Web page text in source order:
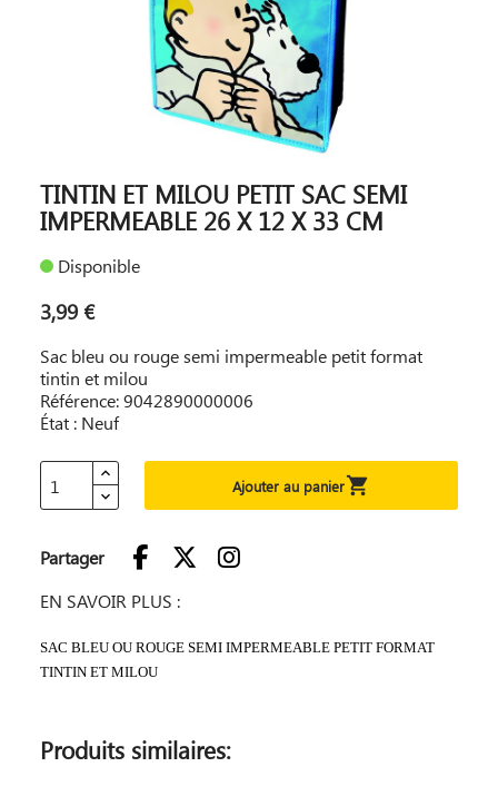
TINTIN ET MILOU PETIT SAC SEMI
IMPERMEABLE 26 X 12 X 33 CM
Disponible
3,99 €
Sac bleu ou rouge semi impermeable petit format
tintin et milou
Référence: 9042890000006
État : Neuf
Ajouter au panier
Partager
EN SAVOIR PLUS :
SAC BLEU OU ROUGE SEMI IMPERMEABLE PETIT FORMAT
TINTIN ET MILOU
Produits similaires: